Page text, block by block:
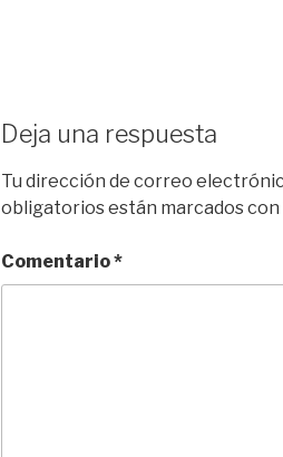
Deja una respuesta
Tu dirección de correo
obligatorios están marcados con
Comentario*